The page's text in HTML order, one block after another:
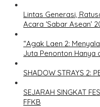
Lintas Generasi,
Acara ‘Sabar Asean’
“Agak Laen 2:
Juta Penonton Hanya
SHADOW STRAYS 2:
SEJARAH SINGKAT
FFKB